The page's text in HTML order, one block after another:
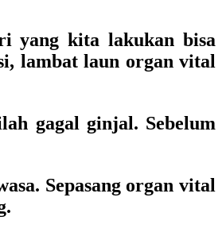
yang kita lakukan bisa
lambat laun organ vital
gagal ginjal. Sebelum
Sepasang organ vital